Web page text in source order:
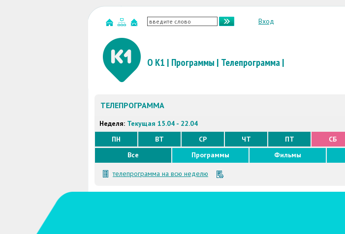
Вход
О К1 | Программы | Телепрограмма|
ТЕЛЕПРОГРАММА
Неделя: Текущая 15.04 - 22.04
ПН
ВТ СР ЧТ ПТ СБ
Все
Программы Фильмы
телепрограмма на всю неделю